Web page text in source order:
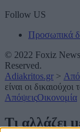
Follow US
Προσωπικά
© 2022 Foxiz
Reserved.
Adiakritos.gr >
είναι οι
ΑπόψειςΟικονομία
Τι αλλάζει